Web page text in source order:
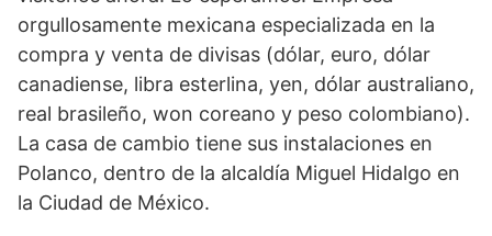
orgullosamente mexicana especializada en la
compra y venta de divisas (dólar, euro, dólar
canadiense, libra esterlina, yen, dólar australiano,
real brasileño, won coreano y peso colombiano).
La casa de cambio tiene sus instalaciones en
Polanco, dentro de la alcaldía Miguel Hidalgo en
la Ciudad de México.